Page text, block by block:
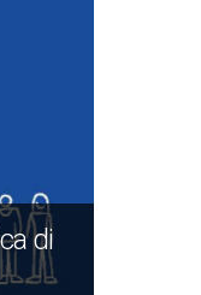
di